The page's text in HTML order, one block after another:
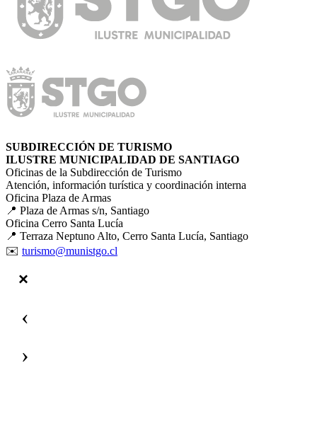
SUBDIRECCIÓN DE TURISMO
ILUSTRE MUNICIPALIDAD DE SANTIAGO
Oficinas de la Subdirección de Turismo
Atención, información turística y coordinación interna
Oficina Plaza de Armas
📍 Plaza de Armas s/n, Santiago
Oficina Cerro Santa Lucía
📍 Terraza Neptuno Alto, Cerro Santa Lucía, Santiago
✉️ turismo@munistgo.cl
‹
›